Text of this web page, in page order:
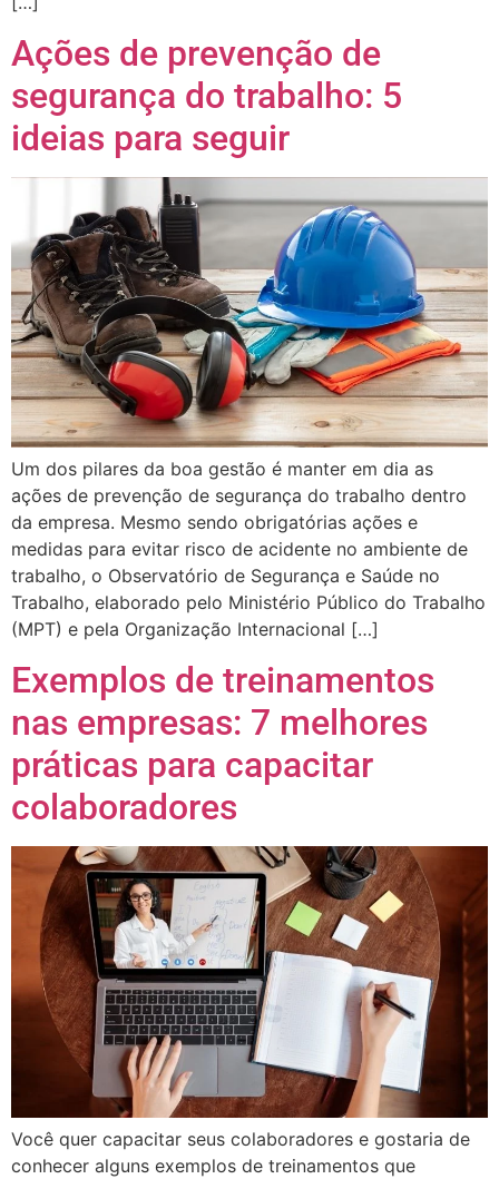
Ações de prevenção de
segurança do trabalho: 5
ideias para seguir
Um dos pilares da boa gestão é manter em dia as
ações de prevenção de segurança do trabalho dentro
da empresa. Mesmo sendo obrigatórias ações e
medidas para evitar risco de acidente no ambiente de
trabalho, o Observatório de Segurança e Saúde no
Trabalho, elaborado pelo Ministério Público do Trabalho
(MPT) e pela Organização Internacional […]
Exemplos de treinamentos
nas empresas: 7 melhores
práticas para capacitar
colaboradores
Você quer capacitar seus colaboradores e gostaria de
conhecer alguns exemplos de treinamentos que